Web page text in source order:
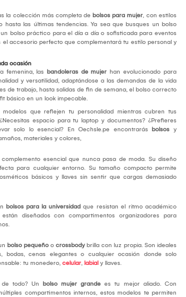
la colección más completa de bolsos para mujer, con estilos
hasta las últimas tendencias. Ya sea que busques un bolso
bolso práctico para el día a día o sofisticada para eventos
el accesorio perfecto que complementará tu estilo personal y
ocasión
femenina, las bandoleras de mujer han evolucionado para
y versatilidad, adaptándose a las demandas de la vida
de trabajo, hasta salidas de fin de semana, el bolso correcto
básico en un look impecable.
que reflejen tu personalidad mientras cubren tus
espacio para tu laptop y documentos? ¿Prefieres
solo lo esencial? En Oechsle.pe encontrarás bolsos y
materiales y colores,
esencial que nunca pasa de moda. Su diseño
para cualquier entorno. Su tamaño compacto permite
básicos y llaves sin sentir que cargas demasiado
bolsos para la universidad que resistan el ritmo académico
diseñados con compartimentos organizadores para
bolso pequeño o crossbodybrilla con luz propia. Son ideales
bodas, cenas elegantes o cualquier ocasión donde solo
tu monedero, celular, labial y llaves.
todo? Un bolso mujer grande es tu mejor aliado. Con
compartimentos internos, estos modelos te permiten